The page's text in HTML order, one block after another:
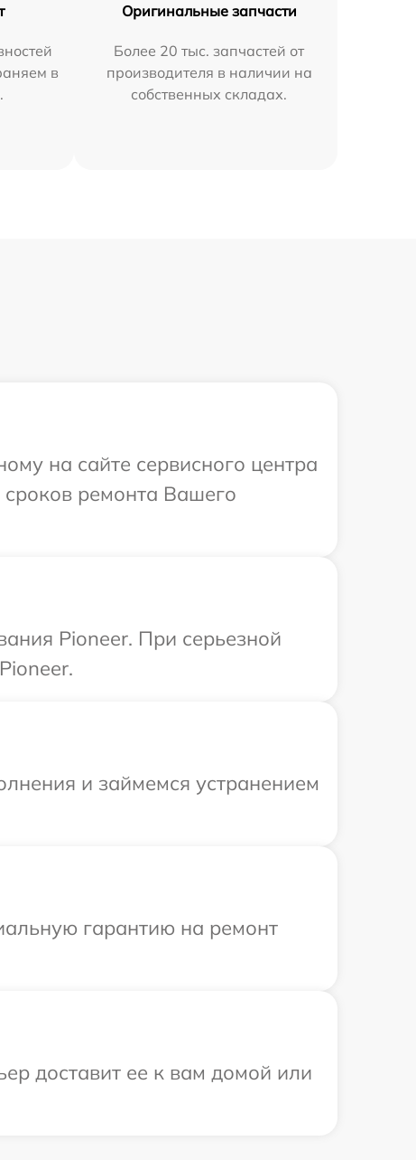
в
Оригинальные запчасти
Более 20 тыс. запчастей от
производителя в наличии на
собственных складах.
на сайте сервисного центра
сроков ремонта Вашего
Pioneer. При серьезной
и займемся устранением
гарантию на ремонт
доставит ее к вам домой или